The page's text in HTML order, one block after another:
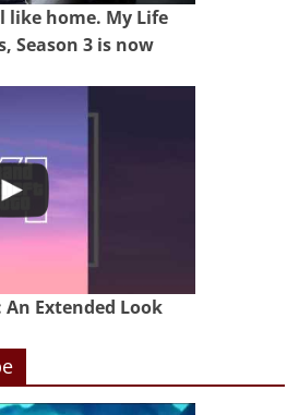
like home. My Life
Season 3 is now
Extended Look